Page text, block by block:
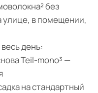
без
улице, в помещении,
день:
Teil-mono³ —
на стандартный